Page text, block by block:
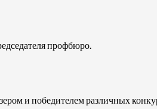
профбюро.
и победителем различных